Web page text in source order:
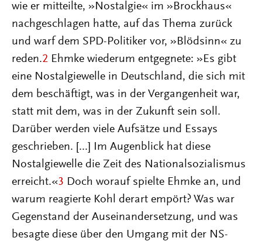
wie er mitteilte, »Nostalgie« im »Brockhaus«
nachgeschlagen hatte, auf das Thema zurück
und warf dem SPD-Politiker vor, »Blödsinn« zu
reden.2 Ehmke wiederum entgegnete: »Es gibt
eine Nostalgiewelle in Deutschland, die sich mit
dem beschäftigt, was in der Vergangenheit war,
statt mit dem, was in der Zukunft sein soll.
Darüber werden viele Aufsätze und Essays
geschrieben. [...] Im Augenblick hat diese
Nostalgiewelle die Zeit des Nationalsozialismus
erreicht.«3 Doch worauf spielte Ehmke an, und
warum reagierte Kohl derart empört? Was war
Gegenstand der Auseinandersetzung, und was
besagte diese über den Umgang mit der NS-